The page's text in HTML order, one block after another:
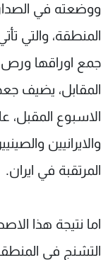
ووضعته في
المنطقة، والتي
جمع اوراقها
المقابل، يضيف
الاسبوع المقبل،
والايرانيين
المرتقبة في ايران.
اما نتيجة هذا
التشنج في